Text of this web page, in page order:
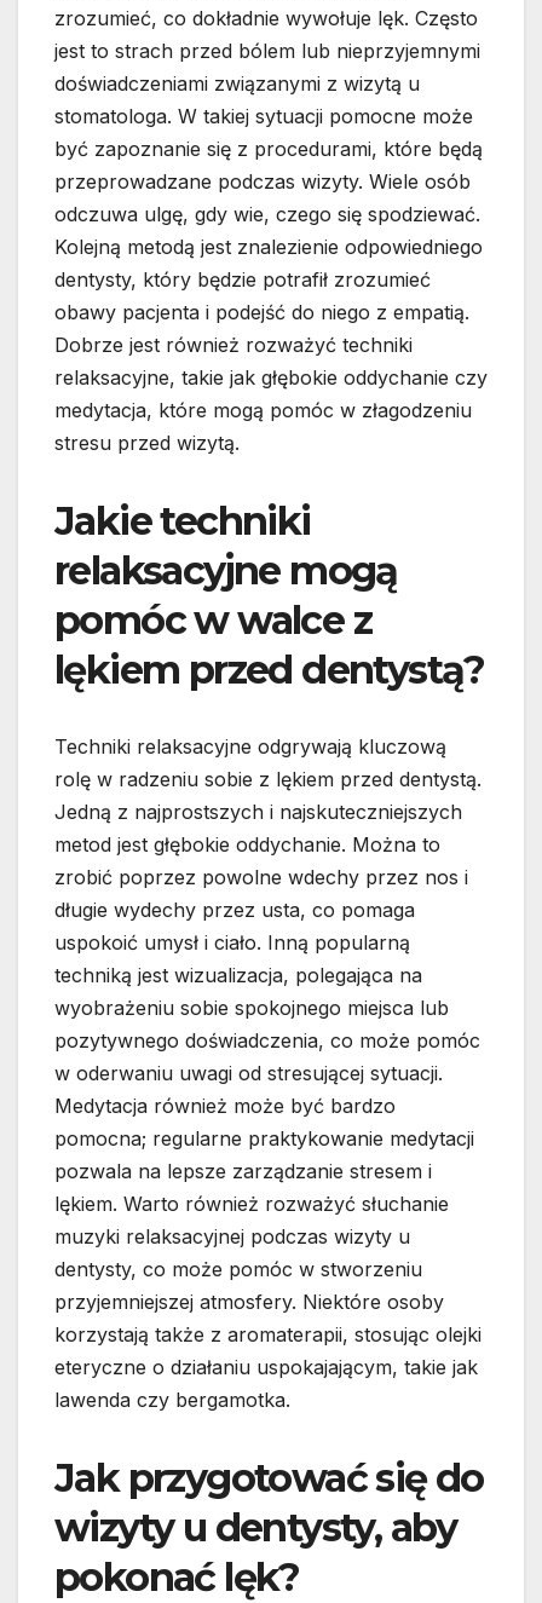
zrozumieć, co dokładnie wywołuje lęk. Często
jest to strach przed bólem lub nieprzyjemnymi
doświadczeniami związanymi z wizytą u
stomatologa. W takiej sytuacji pomocne może
być zapoznanie się z procedurami, które będą
przeprowadzane podczas wizyty. Wiele osób
odczuwa ulgę, gdy wie, czego się spodziewać.
Kolejną metodą jest znalezienie odpowiedniego
dentysty, który będzie potrafił zrozumieć
obawy pacjenta i podejść do niego z empatią.
Dobrze jest również rozważyć techniki
relaksacyjne, takie jak głębokie oddychanie czy
medytacja, które mogą pomóc w złagodzeniu
stresu przed wizytą.
Jakie techniki
relaksacyjne mogą
pomóc w walce z
lękiem przed dentystą?
Techniki relaksacyjne odgrywają kluczową
rolę w radzeniu sobie z lękiem przed dentystą.
Jedną z najprostszych i najskuteczniejszych
metod jest głębokie oddychanie. Można to
zrobić poprzez powolne wdechy przez nos i
długie wydechy przez usta, co pomaga
uspokoić umysł i ciało. Inną popularną
techniką jest wizualizacja, polegająca na
wyobrażeniu sobie spokojnego miejsca lub
pozytywnego doświadczenia, co może pomóc
w oderwaniu uwagi od stresującej sytuacji.
Medytacja również może być bardzo
pomocna; regularne praktykowanie medytacji
pozwala na lepsze zarządzanie stresem i
lękiem. Warto również rozważyć słuchanie
muzyki relaksacyjnej podczas wizyty u
dentysty, co może pomóc w stworzeniu
przyjemniejszej atmosfery. Niektóre osoby
korzystają także z aromaterapii, stosując olejki
eteryczne o działaniu uspokajającym, takie jak
lawenda czy bergamotka.
Jak przygotować się do
wizyty u dentysty, aby
pokonać lęk?